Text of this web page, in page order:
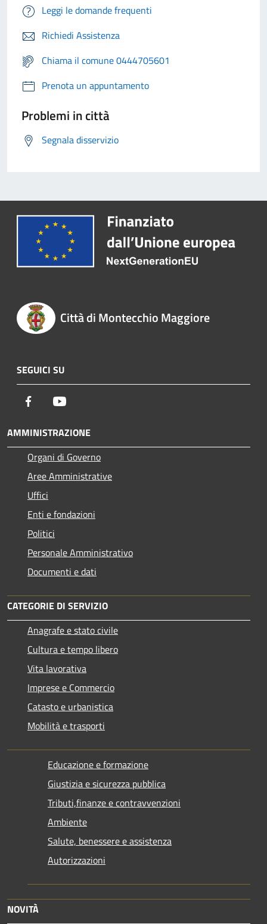
Leggi le domande frequenti
Richiedi Assistenza
Chiama il comune 0444705601
Prenota un appuntamento
Problemi in città
Segnala disservizio
Città di Montecchio Maggiore
SEGUICI SU
Facebook
AMMINISTRAZIONE
Organi di Governo
Aree Amministrative
Uffici
Enti e fondazioni
Politici
Personale Amministrativo
Documenti e dati
CATEGORIE DI SERVIZIO
Anagrafe e stato civile
Cultura e tempo libero
Vita lavorativa
Imprese e Commercio
Catasto e urbanistica
Mobilità e trasporti
Educazione e formazione
Giustizia e sicurezza pubblica
Tributi,finanze e contravvenzioni
Ambiente
Salute, benessere e assistenza
Autorizzazioni
NOVITÀ